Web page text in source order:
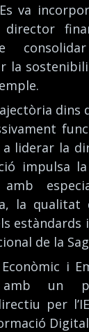
va
director
la
dins
liderar la
impulsa
amb
la
de la
i
amb un
per